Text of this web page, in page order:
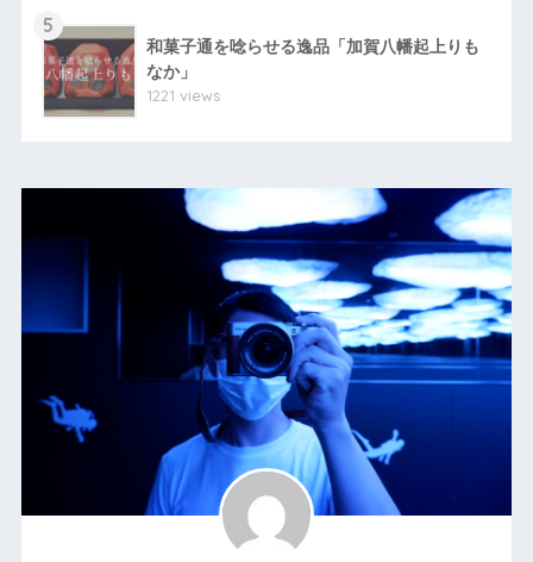
5
和菓子通を唸らせる逸品「加賀八幡起上りも
なか」
1221 views